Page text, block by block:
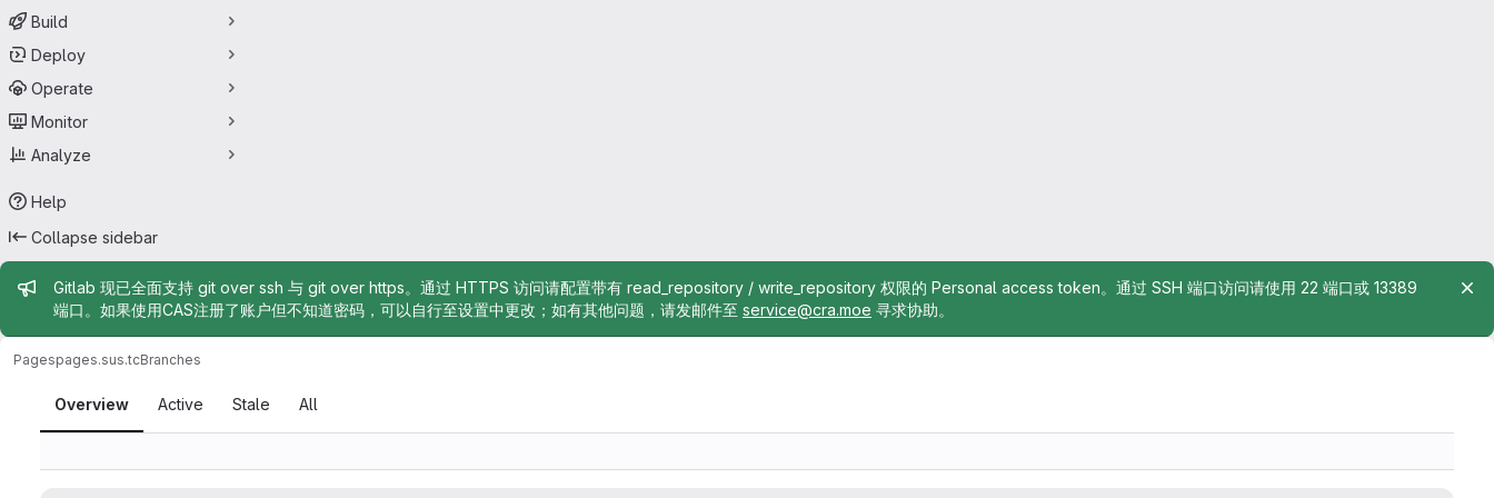
Build
Deploy
Operate
Monitor
Analyze
Help
Collapse sidebar
Admin message
Gitlab 现已全面支持 git over ssh 与 git over https。通过 HTTPS 访问请配置带有 read_repository / write_repository 权限的 Personal access token。通过 SSH 端口访问请使用 22 端口或 13389
端口。如果使用CAS注册了账户但不知道密码，可以自行至设置中更改；如有其他问题，请发邮件至 service@cra.moe 寻求协助。
Pagespages.sus.tcBranches
Branches
Overview Active Stale All